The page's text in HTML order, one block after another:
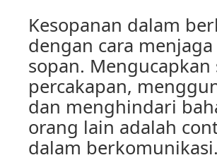
Kesopanan dalam
dengan cara
sopan.
percakapan,
dan menghindari
orang lain adalah
dalam berkomunikasi.